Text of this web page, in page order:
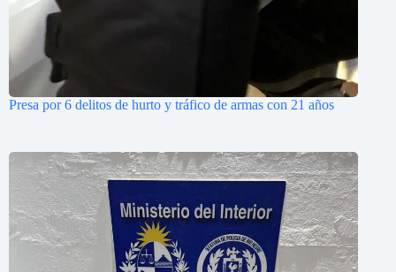
Presa por 6 delitos de hurto y tráfico de armas con 21 años